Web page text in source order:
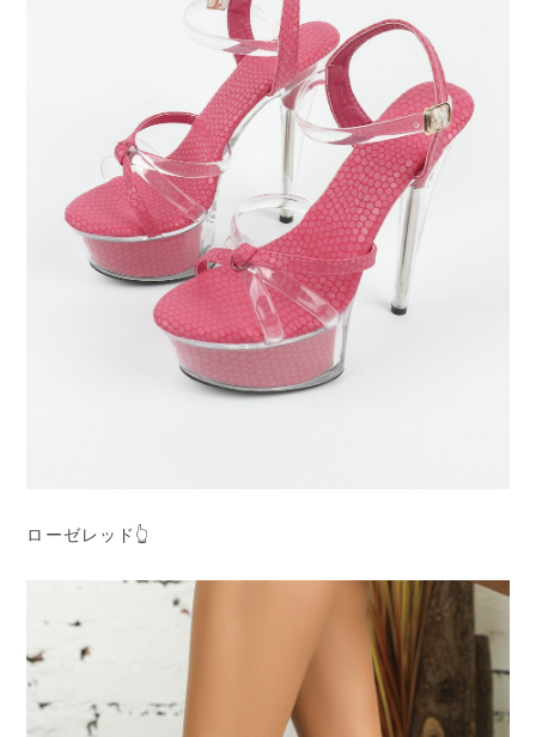
ローゼレッド👆